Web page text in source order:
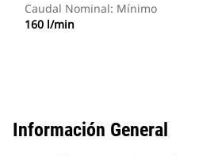
Caudal Nominal: Mínimo
160 l/min
Información General